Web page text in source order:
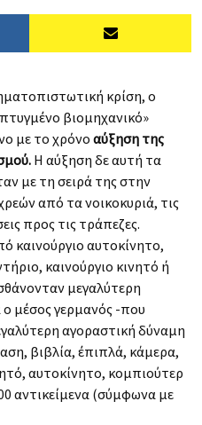
κρίση, ο
βιομηχανικό»
με το χρόνο αύξηση της
Η αύξηση δε αυτή τα
με τη σειρά της στην
από τα νοικοκυριά, τις
προς τις τράπεζες.
καινούργιο αυτοκίνητο,
καινούργιο κινητό ή
μεγαλύτερη
ο μέσος γερμανός -που
αγοραστική δύναμη
βιβλία, έπιπλά, κάμερα,
αυτοκίνητο, κομπιούτερ
αντικείμενα (σύμφωνα με